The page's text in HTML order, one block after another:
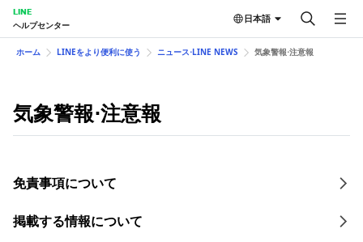
LINE
ヘルプセンター
日本語
ホーム LINEをより便利に使う ニュース⋅LINE NEWS 気象警報⋅注意報
気象警報⋅注意報
免責事項について
掲載する情報について